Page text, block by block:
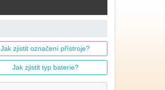
Jak zjistit označení přístroje?
Jak zjistit typ baterie?